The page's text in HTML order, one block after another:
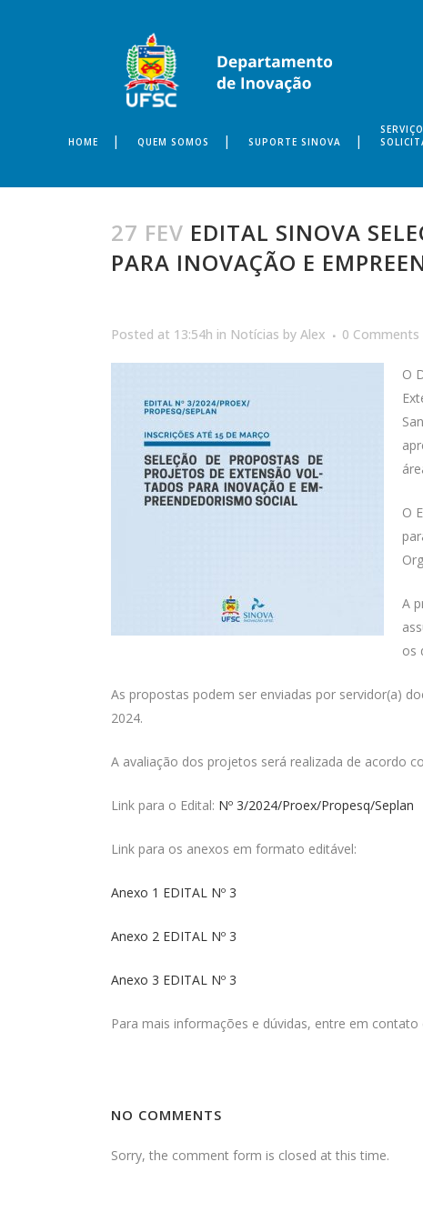
HOME QUEM SOMOS SUPORTE SINOVA
27 FEV EDITAL SINOVA
PARA INOVAÇÃO E
Posted at 13:54h in Notícias by Alex 0 Comments
O
O
A
os
As propostas podem ser enviadas por servidor(a)
2024.
A avaliação dos projetos será realizada de acordo
Link para o Edital: Nº 3/2024/Proex/Propesq/Seplan
Link para os anexos em formato editável:
Anexo 1 EDITAL Nº 3
Anexo 2 EDITAL Nº 3
Anexo 3 EDITAL Nº 3
Para mais informações e dúvidas, entre em contato
NO COMMENTS
Sorry, the comment form is closed at this time.